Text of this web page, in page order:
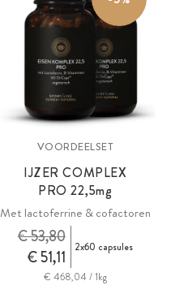
VOORDEELSET
IJZER COMPLEX
PRO 22,5mg
Met lactoferrine & cofactoren
€ 51,11
€ 53,80 2x60 capsules
€ 468,04 / 1kg